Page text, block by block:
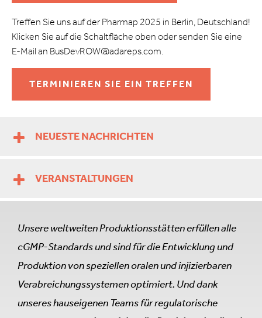
Treffen Sie uns auf der Pharmap 2025 in Berlin, Deutschland!
Klicken Sie auf die Schaltfläche oben oder senden Sie eine
E-Mail an BusDevROW@adareps.com.
TERMINIEREN SIE EIN TREFFEN
NEUESTE NACHRICHTEN
VERANSTALTUNGEN
Unsere weltweiten Produktionsstätten erfüllen alle
cGMP-Standards und sind für die Entwicklung und
Produktion von speziellen oralen und injizierbaren
Verabreichungssystemen optimiert. Und dank
unseres hauseigenen Teams für regulatorische